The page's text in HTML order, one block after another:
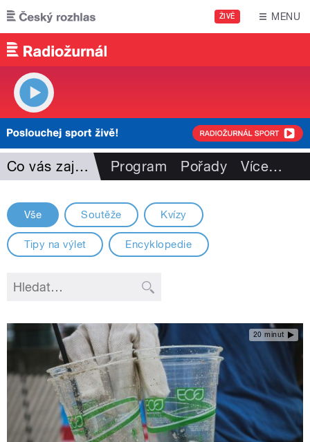
Přejít k hlavnímu obsahu
ŽIVĚ MENU
Co vás zajímá Program Pořady Více…
Vše Soutěže Kvízy
Tipy na výlet Encyklopedie
20 minut